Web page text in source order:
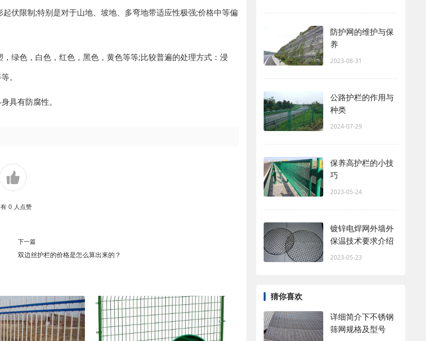
伏限制;特别是对于山地、坡地、多弯地带适应性极强;价格中等偏
绿色，白色，红色，黑色，黄色等等;比较普遍的处理方式：浸
。
具有防腐性。
0 人点赞
下一篇
双边丝护栏的价格是怎么算出来的？
防护网的维护与保
养
2023-08-31
公路护栏的作用与
种类
2024-07-29
保养高护栏的小技
巧
2023-05-24
镀锌电焊网外墙外
保温技术要求介绍
2023-05-23
猜你喜欢
详细简介下不锈钢
筛网规格及型号